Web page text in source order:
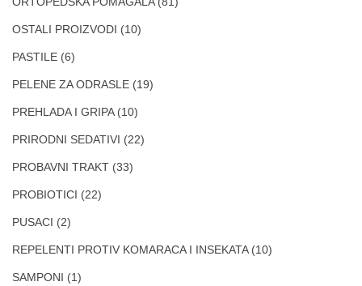
OSTALI PROIZVODI (10)
PASTILE (6)
PELENE ZA ODRASLE (19)
PREHLADA I GRIPA (10)
PRIRODNI SEDATIVI (22)
PROBAVNI TRAKT (33)
PROBIOTICI (22)
PUSACI (2)
REPELENTI PROTIV KOMARACA I INSEKATA (10)
SAMPONI (1)